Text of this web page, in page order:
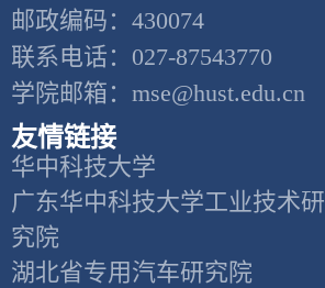
邮政编码：430074
联系电话：027-87543770
学院邮箱：mse@hust.edu.cn
友情链接
华中科技大学
广东华中科技大学工业技术研
究院
湖北省专用汽车研究院